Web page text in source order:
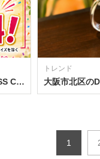
砂糖不使用スムージー専門店「WELLNESS CAFE SAPRO」が神宮前にグランドオープン
トレンド
1